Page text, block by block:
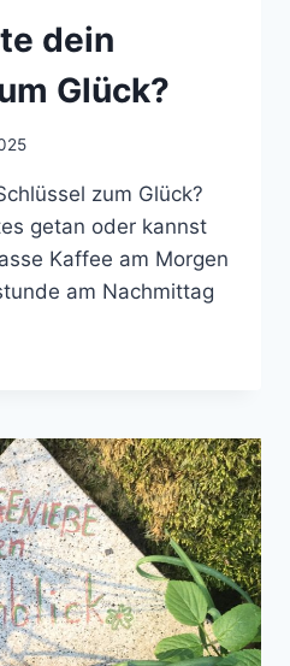
dein
Glück?
zum Glück?
getan oder kannst
Kaffee am Morgen
am Nachmittag